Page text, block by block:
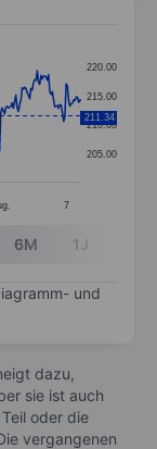
Data
7
205.00
210.00
215.00
220.00
211.34
6M 1J
und
dazu,
sie ist auch
oder die
vergangenen